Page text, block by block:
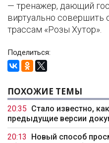
— тренажер, дающий
виртуально
трассам «Розы Хутор».
Поделиться:
ПОХОЖИЕ ТЕМЫ
20:35 Стало известно,
предыдущие версии
20:13
Новый способ